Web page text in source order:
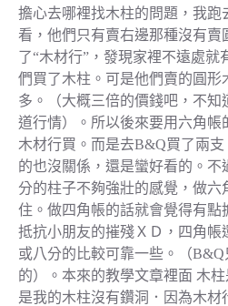
擔心去哪裡找木柱的問題，我跑
看，他們只有賣右邊那種沒有賣
了“木材行”，發現家裡不遠處就
們買了木柱。可是他們賣的圓形
多。（大概三倍的價錢吧，不知
道行情）。所以後來要用六角帳
木材行買。而是去B&Q買了兩
的也沒關係，還是蠻好看的。不
分的柱子不夠強壯的感覺，做六
住。做四角帳的話就會覺得有點
抵抗小朋友的摧殘ＸＤ，四角帳
或八分的比較可靠一些。（
的）。本來的教學文章裡面 木
是我的木柱沒有鑽洞．因為木材